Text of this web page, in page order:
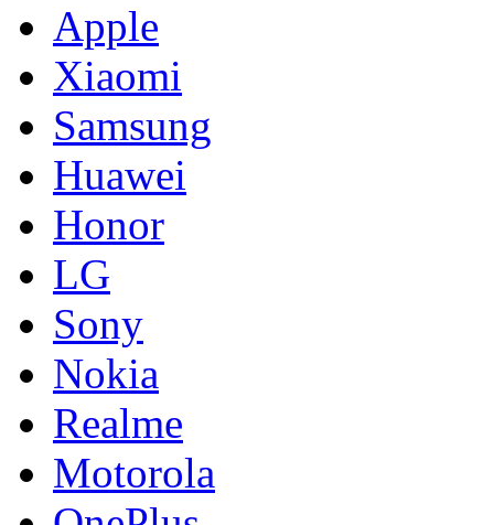
Apple
Xiaomi
Samsung
Huawei
Honor
LG
Sony
Nokia
Realme
Motorola